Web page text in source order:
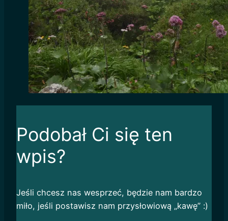
Podobał Ci się ten
wpis?
Jeśli chcesz nas wesprzeć, będzie nam bardzo
miło, jeśli postawisz nam przysłowiową „kawę” :)